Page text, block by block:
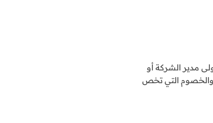
مدير الشركة أو
والخصوم التي تخص